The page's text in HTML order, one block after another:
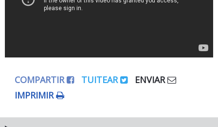
COMPARTIR TUITEAR
ENVIAR
IMPRIMIR